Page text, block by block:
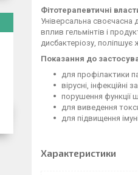
Фітотерапевтичні
Універсальна своєчасна
вплив гельмінтів і
дисбактеріозу,
Показання до
для профілактики
вірусні, інфекційні
порушення функції
для виведення
для підвищення
Характеристики